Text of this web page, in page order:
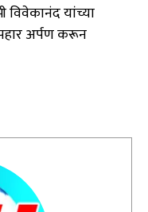
विवेकानंद यांच्या
अर्पण करून